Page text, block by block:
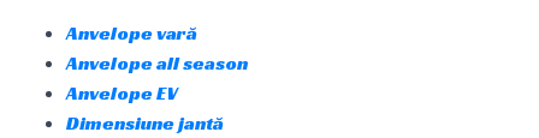
Anvelope vară
Anvelope all season
Anvelope EV
Dimensiune jantă